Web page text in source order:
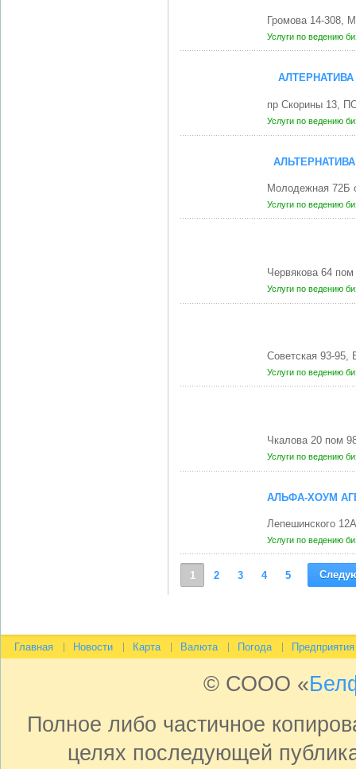
Громова 14-308,
Услуги по ведению
пр Скорины 13,
Услуги по ведению
Молодежная
Услуги по ведению
Червякова 64
Услуги по ведению
Советская 93-
Услуги по ведению
Чкалова 20 пом
Услуги по ведению
АЛЬФА-ХОУМ
Лепешинского
Услуги по ведению
1 2 3 4 5
Главная Новости Карта Валюта Погода Предприятия
© СООО «
Полное либо частичное
целях последующей